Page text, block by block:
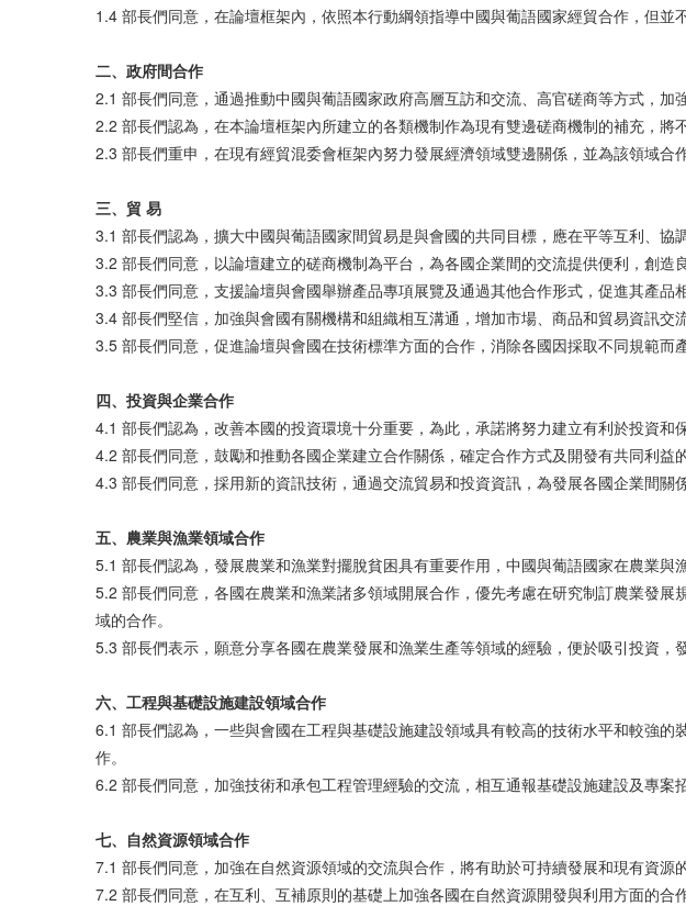
1.4 部長們同意，在論壇框架內，依照本行動綱領指導中國與葡語國家經貿合作，但
二、政府間合作
2.1 部長們同意，通過推動中國與葡語國家政府高層互訪和交流、高官磋商等方式，加
2.2 部長們認為，在本論壇框架內所建立的各類機制作為現有雙邊磋商機制的補充，將
2.3 部長們重申，在現有經貿混委會框架內努力發展經濟領域雙邊關係，並為該領域合
三、 貿 易
3.1 部長們認為，擴大中國與葡語國家間貿易是與會國的共同目標，應在平等互利、協
3.2 部長們同意，以論壇建立的磋商機制為平台，為各國企業間的交流提供便利，創造
3.3 部長們同意，支援論壇與會國舉辦產品專項展覽及通過其他合作形式，促進其產品
3.4 部長們堅信，加強與會國有關機構和組織相互溝通，增加市場、商品和貿易資訊交
3.5 部長們同意，促進論壇與會國在技術標準方面的合作，消除各國因採取不同規範而
四、投資與企業合作
4.1 部長們認為，改善本國的投資環境十分重要，為此，承諾將努力建立有利於投資和
4.2 部長們同意，鼓勵和推動各國企業建立合作關係，確定合作方式及開發有共同利益
4.3 部長們同意，採用新的資訊技術，通過交流貿易和投資資訊，為發展各國企業間關係
五、 農業與漁業領域合作
5.1 部長們認為，發展農業和漁業對擺脫貧困具有重要作用，中國與葡語國家在農業與
5.2 部長們同意，各國在農業和漁業諸多領域開展合作，優先考慮在研究制訂農業發
域的合作。
5.3 部長們表示，願意分享各國在農業發展和漁業生產等領域的經驗，便於吸引投資，
六、工程與基礎設施建設領域合作
6.1 部長們認為，一些與會國在工程與基礎設施建設領域具有較高的技術水平和較強
作。
6.2 部長們同意，加強技術和承包工程管理經驗的交流，相互通報基礎設施建設及專案
七、自然資源領域合作
7.1 部長們同意，加強在自然資源領域的交流與合作，將有助於可持續發展和現有資源的
7.2 部長們同意，在互利、互補原則的基礎上加強各國在自然資源開發與利用方面的合作